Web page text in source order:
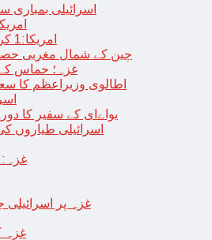
اسرائیلی بمباری سے مزید 100 فلسطینی شہید ، العودہ
امریکا:1 کروڑ ڈالرز سے زائد مالیت کی ای-سگریٹس اسمگل کرنے کی کوشش
چین کے شمال مغربی حصے میں زلزلے
غزہ؛ حماس کے ہاتھوں مزید 7
اطالوی وزیراعظم کا
یواےای کے سفیر کا
اسرائیلی طیاروں کی
غزہ:
غزہ پر اسرائیلی جارحیت 70 ویں روز بھی جاری: